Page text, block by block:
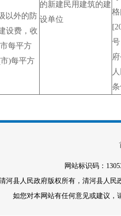
的新建民用建筑的建
设单位
以外的防
设费，收
每平方
)每平方
网站标识码：
河县人民政府版权所有，清河县人
如您对本网站有任何意见或建议，